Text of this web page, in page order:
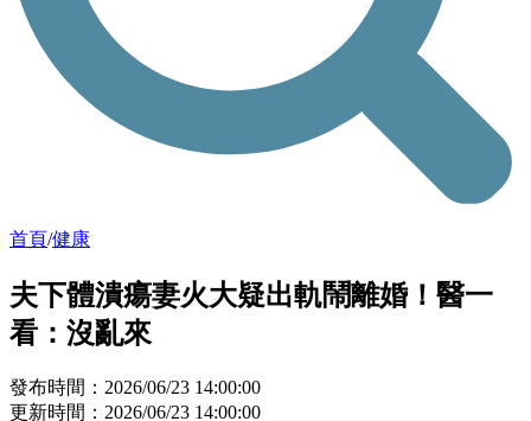
首頁/健康
夫下體潰瘍妻火大疑出軌鬧離婚！醫一
看：沒亂來
發布時間：2026/06/23 14:00:00
更新時間：2026/06/23 14:00:00